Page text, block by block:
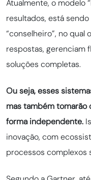
Atualmente, o modelo
resultados, está
“conselheiro”, no
respostas, gerenciam
soluções completas.
Ou seja, esses
mas também tomarão
forma independente.
inovação, com
processos complexos